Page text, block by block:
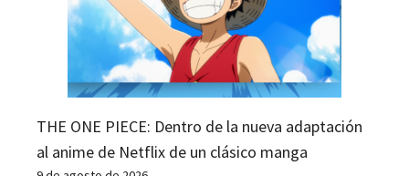
THE ONE PIECE: Dentro de la nueva adaptación
al anime de Netflix de un clásico manga